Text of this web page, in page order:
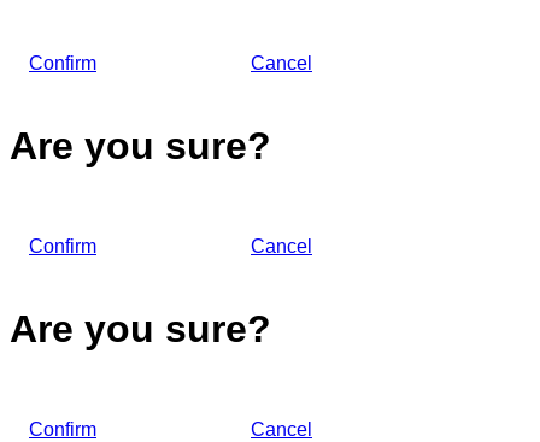
Confirm Cancel
Are you sure?
Confirm Cancel
Are you sure?
Confirm Cancel